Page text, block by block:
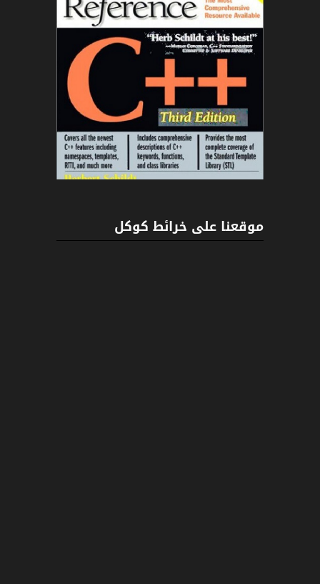
موقعنا على خرائط كوكل